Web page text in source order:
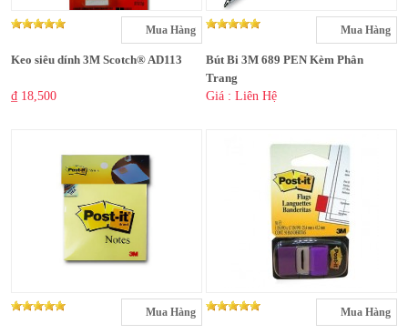
Mua Hàng
Keo siêu dính 3M Scotch® AD113
₫ 18,500
Mua Hàng
Bút Bi 3M 689 PEN Kèm Phân
Trang
Giá : Liên Hệ
Mua Hàng Mua Hàng